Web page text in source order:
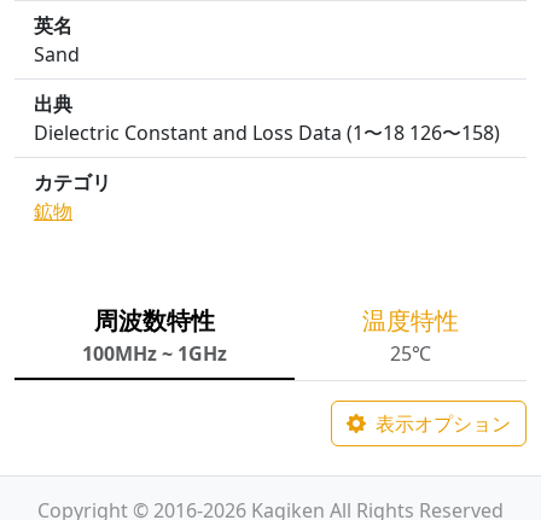
英名
Sand
出典
Dielectric Constant and Loss Data (1〜18 126〜158)
カテゴリ
鉱物
周波数特性
100MHz ~ 1GHz
温度特性
25℃
表示オプション
Copyright © 2016-2026 Kagiken All Rights Reserved